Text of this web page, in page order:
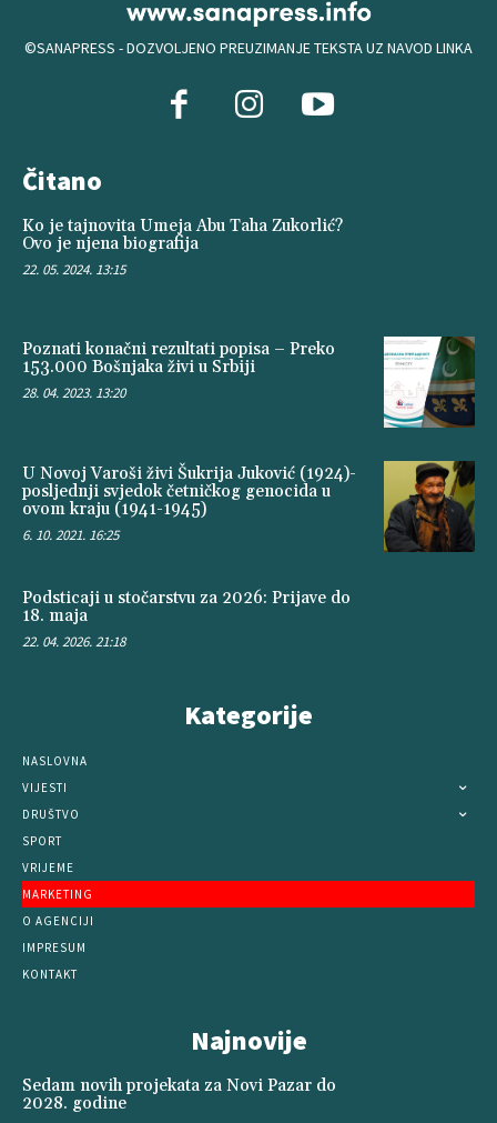
©SANAPRESS - DOZVOLJENO PREUZIMANJE TEKSTA UZ NAVOD LINKA
Čitano
Ko je tajnovita Umeja Abu Taha Zukorlić?
Ovo je njena biografija
22. 05. 2024. 13:15
Poznati konačni rezultati popisa – Preko
153.000 Bošnjaka živi u Srbiji
28. 04. 2023. 13:20
U Novoj Varoši živi Šukrija Juković (1924)-
posljednji svjedok četničkog genocida u
ovom kraju (1941-1945)
6. 10. 2021. 16:25
Podsticaji u stočarstvu za 2026: Prijave do
18. maja
22. 04. 2026. 21:18
Kategorije
NASLOVNA
VIJESTI
DRUŠTVO
SPORT
VRIJEME
MARKETING
O AGENCIJI
IMPRESUM
KONTAKT
Najnovije
Sedam novih projekata za Novi Pazar do
2028. godine